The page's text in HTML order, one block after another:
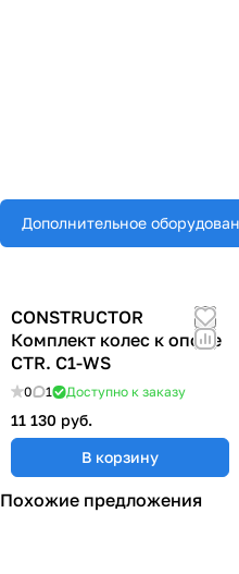
Дополнительное
CONSTRUCTOR
Комплект колес к опоре
CTR. C1-WS
0 1 Доступно к заказу
11 130 руб.
В корзину
Похожие предложения